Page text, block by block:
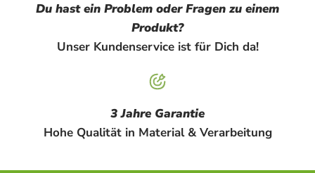
Du hast ein Problem oder Fragen zu einem
Produkt?
Unser Kundenservice ist für Dich da!
3 Jahre Garantie
Hohe Qualität in Material & Verarbeitung